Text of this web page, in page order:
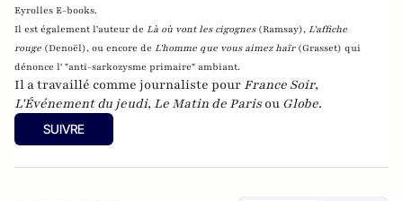
Eyrolles E-books.
Il est également l'auteur de Là où vont les cigognes (Ramsay), L'affiche
rouge (Denoël), ou encore de L'homme que vous aimez haïr (Grasset) qui
dénonce l' "anti-sarkozysme primaire" ambiant.
Il a travaillé comme journaliste pour France Soir,
L'Événement du jeudi, Le Matin de Parisou Globe.
SUIVRE